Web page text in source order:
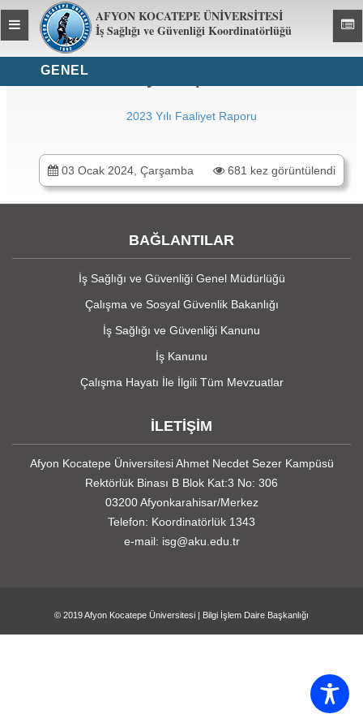
AFYON KOCATEPE ÜNİVERSİTESİ
İş Sağlığı ve Güvenliği Koordinatörlüğü
Toggle
global
navigation
GENEL
2023 Yılı Faaliyet Raporu
2023 Yılı Faaliyet Raporu
03 Ocak 2024, Çarşamba 681 kez görüntülendi
BAĞLANTILAR
İş Sağlığı ve Güvenliği Genel Müdürlüğü
Çalışma ve Sosyal Güvenlik Bakanlığı
İş Sağlığı ve Güvenliği Kanunu
İş Kanunu
Çalışma Hayatı İle İlgili Tüm Mevzuatlar
İLETİŞİM
Afyon Kocatepe Üniversitesi Ahmet Necdet Sezer Kampüsü
Rektörlük Binası B Blok Kat:3 No: 306
03200 Afyonkarahisar/Merkez
Telefon: Koordinatörlük 1343
e-mail: isg@aku.edu.tr
© 2019Afyon Kocatepe Üniversitesi | Bilgi İşlem Daire Başkanlığı